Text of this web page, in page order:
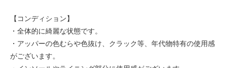
【コンディション】
・全体的に綺麗な状態です。
・アッパーの色むらや色抜け、クラック等、年代物特有の使用感
がございます。